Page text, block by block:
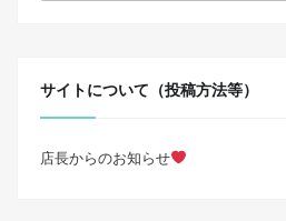
サイトについて（投稿方法等）
店長からのお知らせ